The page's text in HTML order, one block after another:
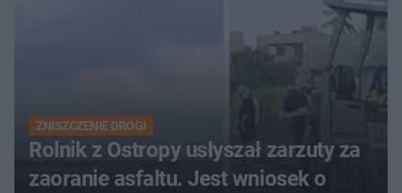
ZNISZCZENIE DROGI
Rolnik z Ostropy usłyszał zarzuty za
zaoranie asfaltu. Jest wniosek o